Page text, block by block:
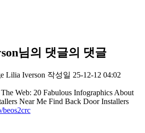
님의 댓글의 댓글
Lilia Iverson 작성일 25-12-12 04:02
Web: 20 Fabulous Infographics About
Near Me Find Back Door Installers
beos2crc